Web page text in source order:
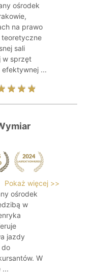
ośrodek
na prawo
teoretyczne
sali
w sprzęt
...
Pokaż więcej >>
ośrodek
w
jazdy
do
W
...